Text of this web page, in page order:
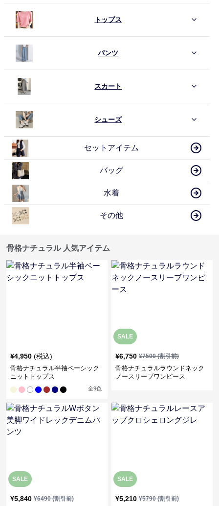
トップス
パンツ
スカート
シューズ
セットアイテム
バッグ
水着
その他
骨格ナチュラル 人気アイテム
¥4,950 (税込)
骨格ナチュラル半袖ベーシック
ニットトップス
全9色
SALE
¥6,750 ¥7500(割引前)
骨格ナチュラルラウンドネック
ノースリーブワンピース
SALE
¥5,840 ¥6490(割引前)
SALE
¥5,210 ¥5790(割引前)